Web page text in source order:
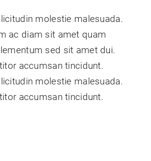
molestie malesuada.
ac diam sit amet quam
sed sit amet dui.
accumsan tincidunt.
molestie malesuada.
accumsan tincidunt.